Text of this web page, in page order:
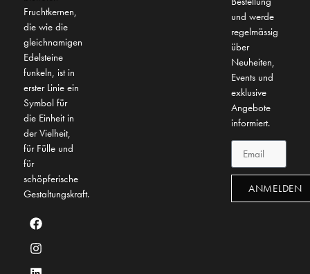
Fruchtkernen,
die wie die
gleichnamigen
Edelsteine
funkeln, ist in
erster Linie ein
Symbol für
die Einheit in
der Vielheit,
für Fülle und
für
schöpferische
Gestaltungskraft.
und werde
regelmässig
über
Neuheiten,
Events und
exklusive
Angebote
informiert.
ANMELDEN